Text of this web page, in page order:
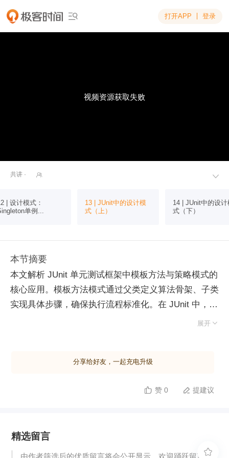
 打开APP 登录
视频资源获取失败

共讲 · 
| 设计模式：
单例...
13 | JUnit中的设计模
式（上）
14 | JUnit中的设计
式（下）
本节摘要
本文解析 JUnit 单元测试框架中模板方法与策略模式的
核心应用。模板方法模式通过父类定义算法骨架、子类
实现具体步骤，确保执行流程标准化。在 JUnit 中，
TestCase 父类的 runBare 方法固定了"setup 初始化、
复用通用测试流程，大幅减少重复代码。该模式同样应
调度流程，子类只需实现 doGet 或 doPost 处理具体请
TestCase 作为具体策略实现，框架仅依赖接口调用，
实现了测试逻辑与执行引擎的解耦。实际架构中，两种
展开 
分享给好友，一起充电升级
 赞 0  提建议
精选留言
由作者筛选后的优质留言将会公开显示，欢迎踊跃留言。
